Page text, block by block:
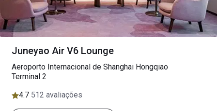
Juneyao Air V6 Lounge
Aeroporto Internacional de Shanghai Hongqiao
Terminal 2
4.7 512 avaliações